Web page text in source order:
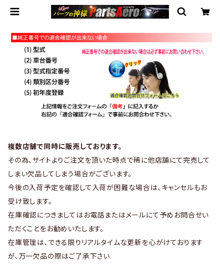
複数店舗で同時に販売しております。
その為、サイトよりご注文を頂いた時点で稀に他店舗にて完売して
しまい欠品してしまう場合がございます。
今後の入荷予定を確認して入荷が困難な場合は、キャンセルもお
受け致します。
在庫確認につきましてはお電話またはメールにて予めお問合せい
ただくことをお勧めいたします。
在庫管理は、できる限りリアルタイムな更新を心がけております
が、万一欠品の際はご了承下さい